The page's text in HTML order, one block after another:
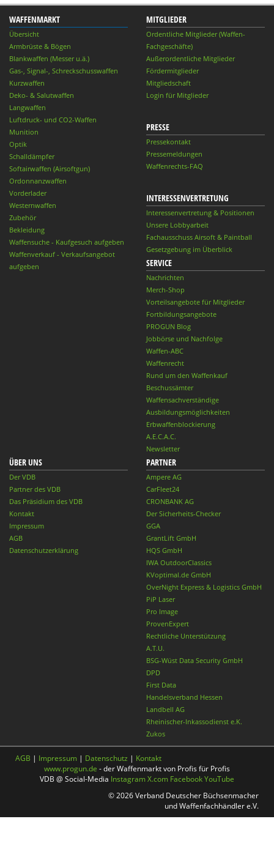
WAFFENMARKT
Übersicht
Armbrüste & Bögen
Blankwaffen (Messer u.ä.)
Gas-, Signal-, Schreckschusswaffen
Kurzwaffen
Deko- & Salutwaffen
Langwaffen
Luftdruck- und CO2-Waffen
Munition
Optik
Schalldämpfer
Softairwaffen (Airsoftgun)
Ordonnanzwaffen
Vorderlader
Westernwaffen
Zubehör
Bekleidung
Waffensuche - Kaufgesuch aufgeben
Waffenverkauf - Verkaufsangebot
aufgeben
MITGLIEDER
Ordentliche Mitglieder (Waffen-
Fachgeschäfte)
Außerordentliche Mitglieder
Fördermitglieder
Mitgliedschaft
Login für Mitglieder
PRESSE
Pressekontakt
Pressemeldungen
Waffenrechts-FAQ
INTERESSENVERTRETUNG
Interessenvertretung & Positionen
Unsere Lobbyarbeit
Fachausschuss Airsoft & Paintball
Gesetzgebung im Überblick
SERVICE
Nachrichten
Merch-Shop
Vorteilsangebote für Mitglieder
Fortbildungsangebote
PROGUN Blog
Jobbörse und Nachfolge
Waffen-ABC
Waffenrecht
Rund um den Waffenkauf
Beschussämter
Waffensachverständige
Ausbildungsmöglichkeiten
Erbwaffenblockierung
A.E.C.A.C.
Newsletter
ÜBER UNS
Der VDB
Partner des VDB
Das Präsidium des VDB
Kontakt
Impressum
AGB
Datenschutzerklärung
PARTNER
Ampere AG
CarFleet24
CRONBANK AG
Der Sicherheits-Checker
GGA
GrantLift GmbH
HQS GmbH
IWA OutdoorClassics
KVoptimal.de GmbH
OverNight Express & Logistics GmbH
PiP Laser
Pro Image
ProvenExpert
Rechtliche Unterstützung
A.T.U.
BSG-Wüst Data Security GmbH
DPD
First Data
Handelsverband Hessen
Landbell AG
Rheinischer-Inkassodienst e.K.
Zukos
AGB | Impressum | Datenschutz | Kontakt
www.progun.de - der Waffenmarkt von Profis für Profis
VDB @ Social-Media InstagramX.com FacebookYouTube
© 2026 Verband Deutscher Büchsenmacher
und Waffenfachhändler e.V.